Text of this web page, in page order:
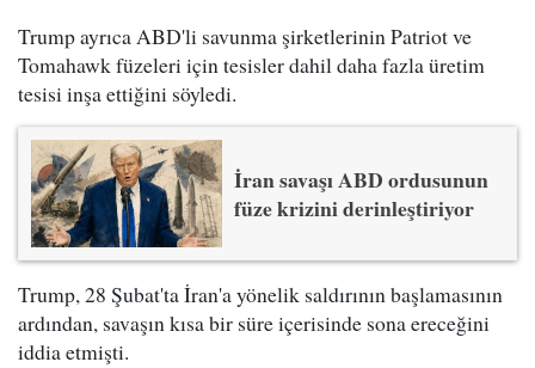
Trump ayrıca ABD'li savunma şirketlerinin Patriot ve
Tomahawk füzeleri için tesisler dahil daha fazla üretim
tesisi inşa ettiğini söyledi.
İran savaşı ABD ordusunun
füze krizini derinleştiriyor
Trump, 28 Şubat'ta İran'a yönelik saldırının başlamasının
ardından, savaşın kısa bir süre içerisinde sona ereceğini
iddia etmişti.